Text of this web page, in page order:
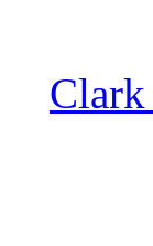
Clark